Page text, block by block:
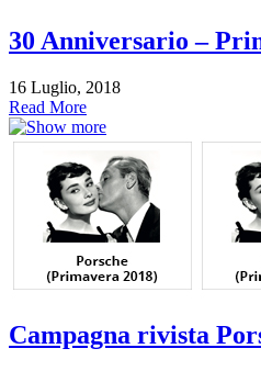
30 Anniversario –
16 Luglio, 2018
Read More
Campagna rivista